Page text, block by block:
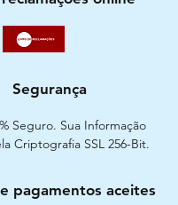
Segurança
Seguro. Sua Informação
Criptografia SSL 256-Bit.
pagamentos aceites